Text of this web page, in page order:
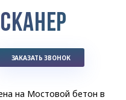
ЗАКАЗАТЬ ЗВОНОК
на Мостовой бетон в